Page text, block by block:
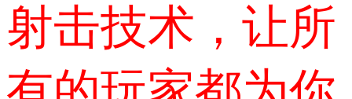
射击技术，让所